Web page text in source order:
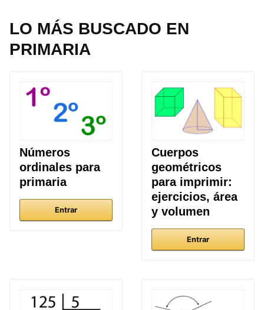
LO MÁS BUSCADO EN
PRIMARIA
Números
ordinales para
primaria
Entrar
Cuerpos
geométricos
para imprimir:
ejercicios, área
y volumen
Entrar